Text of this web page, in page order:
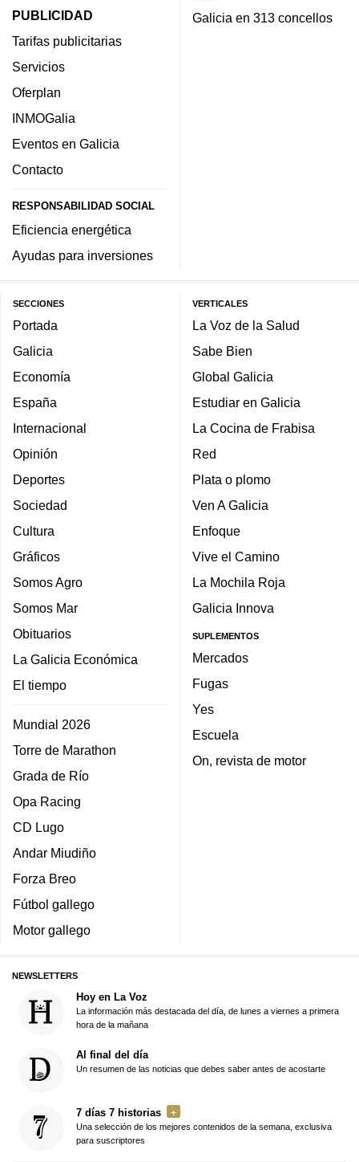
PUBLICIDAD
Tarifas publicitarias
Servicios
Oferplan
INMOGalia
Eventos en Galicia
Contacto
RESPONSABILIDAD SOCIAL
Eficiencia energética
Ayudas para inversiones
Galicia en 313 concellos
SECCIONES
Portada
Galicia
Economía
España
Internacional
Opinión
Deportes
Sociedad
Cultura
Gráficos
Somos Agro
Somos Mar
Obituarios
La Galicia Económica
El tiempo
Mundial 2026
Torre de Marathon
Grada de Río
Opa Racing
CD Lugo
Andar Miudiño
Forza Breo
Fútbol gallego
Motor gallego
VERTICALES
La Voz de la Salud
Sabe Bien
Global Galicia
Estudiar en Galicia
La Cocina de Frabisa
Red
Plata o plomo
Ven A Galicia
Enfoque
Vive el Camino
La Mochila Roja
Galicia Innova
SUPLEMENTOS
Mercados
Fugas
Yes
Escuela
On, revista de motor
NEWSLETTERS
Hoy en La Voz
La información más destacada del día, de lunes a viernes a primera
hora de la mañana
Al final del día
Un resumen de las noticias que debes saber antes de acostarte
7 días 7 historias
Una selección de los mejores contenidos de la semana, exclusiva
para suscriptores